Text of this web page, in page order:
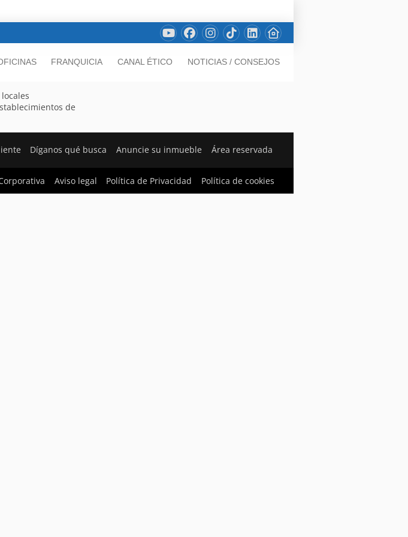
FRANQUICIA CANAL ÉTICO NOTICIAS / CONSEJOS
de
Díganos qué busca Anuncie su inmueble Área reservada
Aviso legal Política de Privacidad Política de cookies